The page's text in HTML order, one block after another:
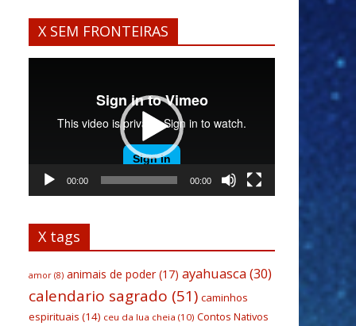
X SEM FRONTEIRAS
00:00 00:00
X tags
amor (8) animais de poder(17) ayahuasca(30)
calendario sagrado (51) caminhos
espirituais (14) ceu da lua cheia (10) Contos Nativos